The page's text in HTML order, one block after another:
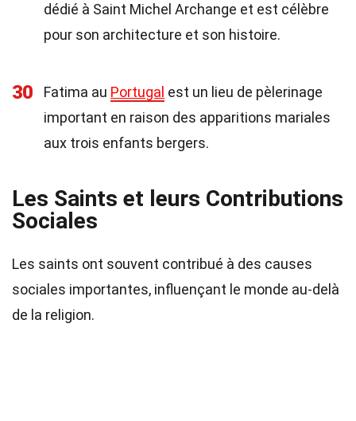
dédié à Saint Michel Archange et est célèbre
pour son architecture et son histoire.
30 Fatima au Portugal est un lieu de pèlerinage
important en raison des apparitions mariales
aux trois enfants bergers.
Les Saints et leurs Contributions
Sociales
Les saints ont souvent contribué à des causes
sociales importantes, influençant le monde au-delà
de la religion.